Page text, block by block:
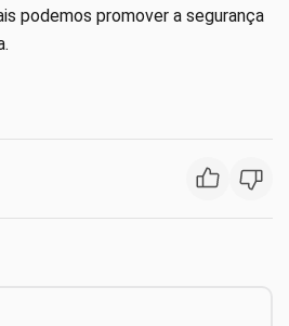
podemos promover a segurança